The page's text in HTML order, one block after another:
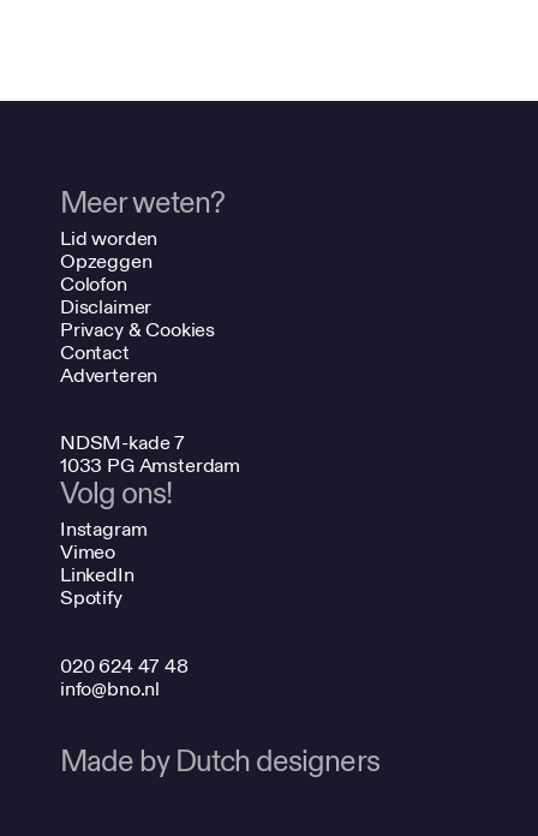
Meer weten?
Lid worden
Opzeggen
Colofon
Disclaimer
Privacy & Cookies
Contact
Adverteren
NDSM-kade 7
1033 PG Amsterdam
Volg ons!
Instagram
Vimeo
LinkedIn
Spotify
020 624 47 48
info@bno.nl
Made by Dutch designers